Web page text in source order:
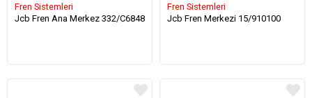
Fren Sistemleri
Jcb Fren Ana Merkez 332/C6848
Fren Sistemleri
Jcb Fren Merkezi 15/910100